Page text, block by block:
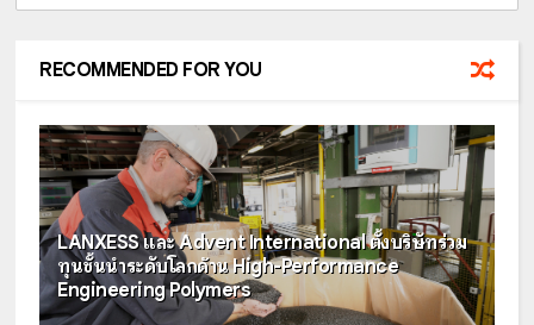
RECOMMENDED FOR YOU
LANXESS และ Advent International ตั้งบริษัทร่วม
ทุนชั้นนำระดับโลกด้าน High-Performance
Engineering Polymers